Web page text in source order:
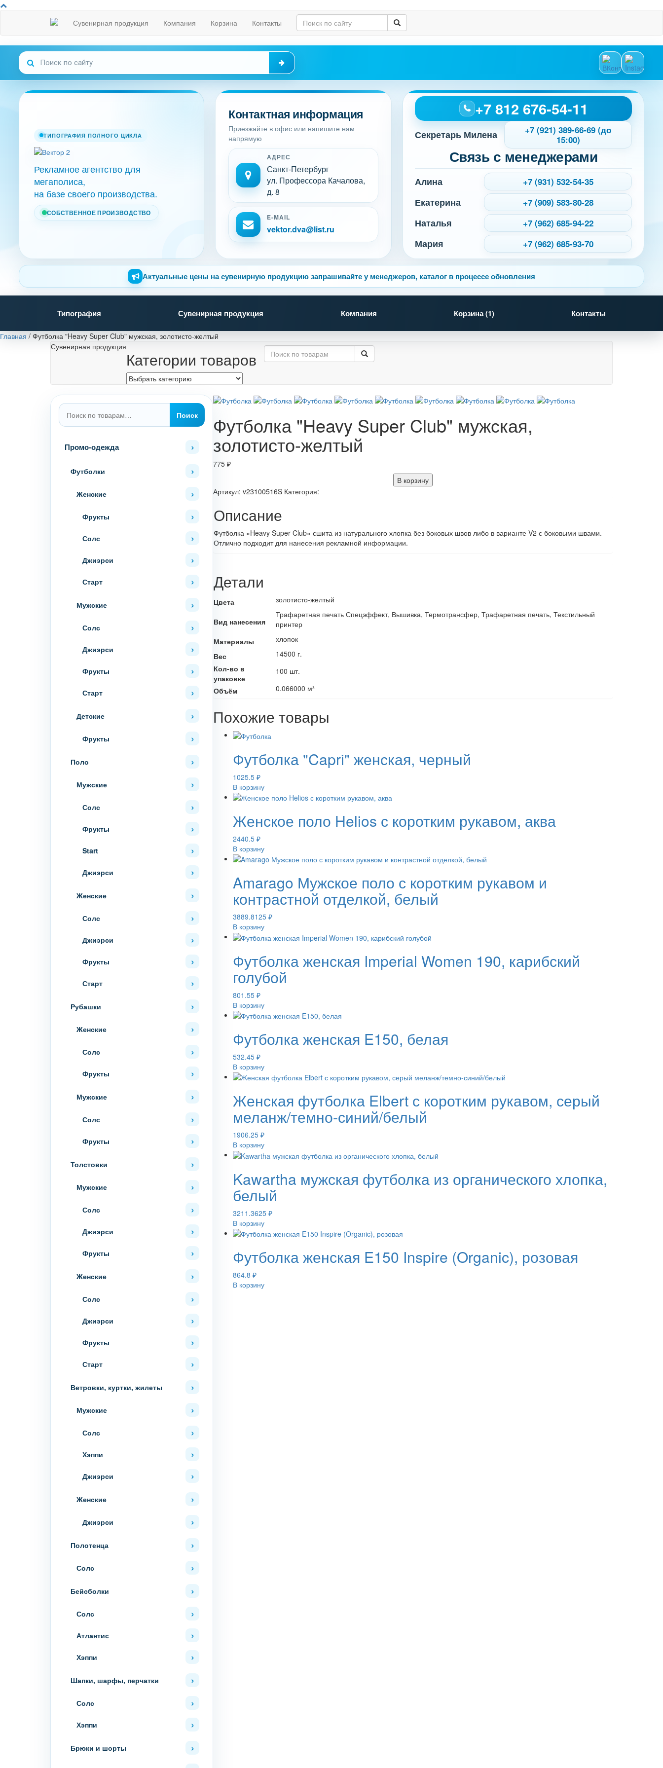
Сувенирная продукция Компания Корзина Контакты
ТИПОГРАФИЯ ПОЛНОГО ЦИКЛА
Рекламное агентство для
мегаполиса,
на базе своего производства.
СОБСТВЕННОЕ ПРОИЗВОДСТВО
Контактная информация
Приезжайте в офис или напишите нам
напрямую
АДРЕС
Санкт-Петербург
ул. Профессора Качалова,
д. 8
E-MAIL
vektor.dva@list.ru
+7 812 676-54-11
Секретарь Милена
+7 (921) 389-66-69 (до
15:00)
Связь с менеджерами
Алина +7 (931) 532-54-35
Екатерина +7 (909) 583-80-28
Наталья +7 (962) 685-94-22
Мария +7 (962) 685-93-70
Актуальные цены на сувенирную продукцию запрашивайте у менеджеров, каталог в процессе обновления
Типография Сувенирная продукция Компания Корзина (1) Контакты
Главная / Футболка "Heavy Super Club" мужская, золотисто-желтый
Сувенирная продукция
Категории товаров
Искать:
Поиск
Промо-одежда
Футболки
Женские
Фрукты
Солс
Джиэрси
Старт
Мужские
Солс
Джиэрси
Фрукты
Старт
Детские
Фрукты
Поло
Мужские
Солс
Фрукты
Start
Джиэрси
Женские
Солс
Джиэрси
Фрукты
Старт
Рубашки
Женские
Солс
Фрукты
Мужские
Солс
Фрукты
Толстовки
Мужские
Солс
Джиэрси
Фрукты
Женские
Солс
Джиэрси
Фрукты
Старт
Ветровки, куртки, жилеты
Мужские
Солс
Хэппи
Джиэрси
Женские
Джиэрси
Полотенца
Солс
Бейсболки
Солс
Атлантис
Хэппи
Шапки, шарфы, перчатки
Солс
Хэппи
Брюки и шорты
Футболка "Heavy Super Club" мужская,
золотисто-желтый
775 ₽
В корзину
Артикул: v23100516S Категория:
Описание
Футболка «Heavy Super Club» сшита из натурального хлопка без боковых швов либо в варианте V2 с боковыми швами.
Отлично подходит для нанесения рекламной информации.
Детали
Цвета золотисто-желтый
Вид нанесения
Трафаретная печать Спецэффект, Вышивка, Термотрансфер, Трафаретная печать, Текстильный
принтер
Материалы
хлопок
Вес
14500 г.
Кол-во в
упаковке
100 шт.
Объём
0.066000 м³
Похожие товары
Футболка "Capri" женская, черный
1025.5 ₽
В корзину
Женское поло Helios с коротким рукавом, аква
2440.5 ₽
В корзину
Amarago Мужское поло с коротким рукавом и
контрастной отделкой, белый
3889.8125 ₽
В корзину
Футболка женская Imperial Women 190, карибский
голубой
801.55 ₽
В корзину
Футболка женская E150, белая
532.45 ₽
В корзину
Женская футболка Elbert с коротким рукавом, серый
меланж/темно-синий/белый
1906.25 ₽
В корзину
Kawartha мужская футболка из органического хлопка,
белый
3211.3625 ₽
В корзину
Футболка женская E150 Inspire (Organic), розовая
864.8 ₽
В корзину